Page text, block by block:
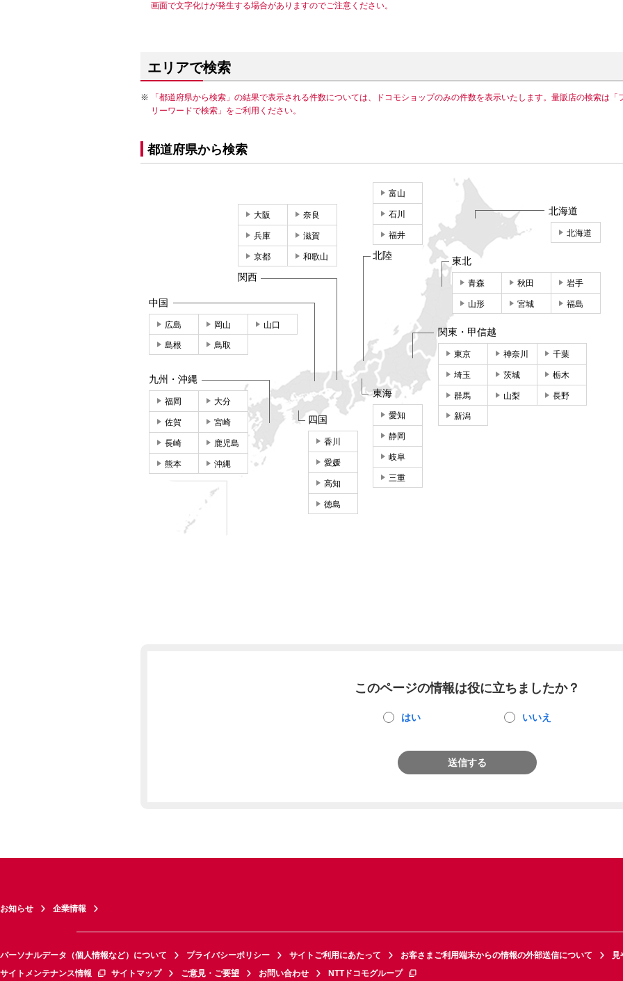
画面で文字化けが発生する場合がありますのでご注意ください。
エリアで検索
「都道府県から検索」の結果で表示される件数については、ドコモショップのみの件数を表示いたします。量販店の検索は「
リーワードで検索」をご利用ください。
都道府県から検索
北海道
北海道
東北
青森 秋田 岩手
山形 宮城 福島
関東・甲信越
東京 神奈川 千葉
埼玉 茨城 栃木
群馬 山梨 長野
新潟
東海
愛知
静岡
岐阜
三重
富山
石川
福井
北陸
大阪 奈良
兵庫 滋賀
京都 和歌山
関西
中国
広島 岡山 山口
島根 鳥取
四国
香川
愛媛
高知
徳島
九州・沖縄
福岡 大分
佐賀 宮崎
長崎 鹿児島
熊本 沖縄
このページの情報は役に立ちましたか？
はい いいえ
送信する
お知らせ 企業情報
パーソナルデータ（個人情報など）について プライバシーポリシー サイトご利用にあたって お客さまご利用端末からの情報の外部送信について
見
サイトメンテナンス情報
サイトマップ ご意見・ご要望 お問い合わせ NTTドコモグループ